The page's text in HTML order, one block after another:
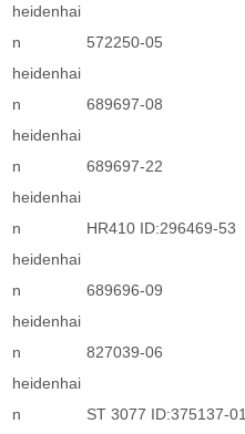
heidenhai
n
572250-05
heidenhai
n
689697-08
heidenhai
n
689697-22
heidenhai
n
HR410 ID:296469-53
heidenhai
n
689696-09
heidenhai
n
827039-06
heidenhai
n
ST 3077 ID:375137-01